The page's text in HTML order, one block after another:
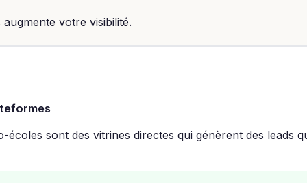
votre visibilité.
sont des vitrines directes qui génèrent des leads